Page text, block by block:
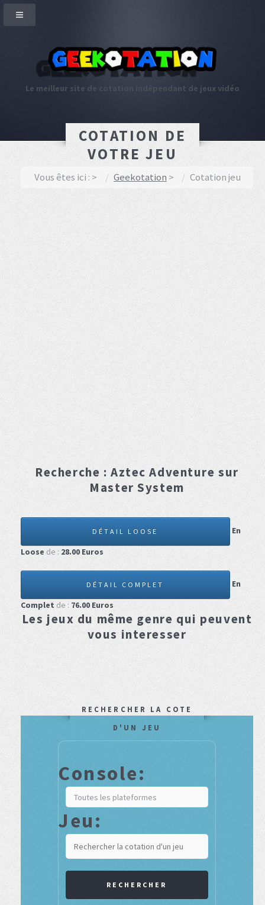
Le meilleur site de cotation indépendant de jeux vidéo
COTATION DE
VOTRE JEU
Vous êtes ici : Geekotation Cotation jeu
Recherche : Aztec Adventure sur
Master System
DÉTAIL LOOSE
En
Loose de : 28.00 Euros
DÉTAIL COMPLET
En
Complet de : 76.00 Euros
Les jeux du même genre qui peuvent
vous interesser
RECHERCHER LA COTE
D'UN JEU
Console:
Jeu:
RECHERCHER